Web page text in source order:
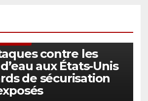
contre les
aux États-Unis
de sécurisation